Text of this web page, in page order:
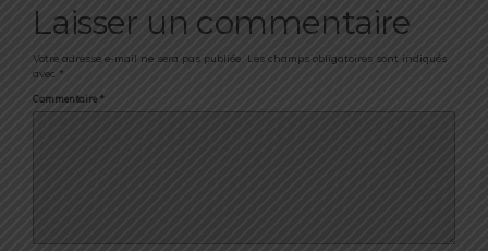
Laisser un commentaire
Votre adresse e-mail ne sera pas publiée. Les champs obligatoires sont indiqués
avec *
Commentaire *